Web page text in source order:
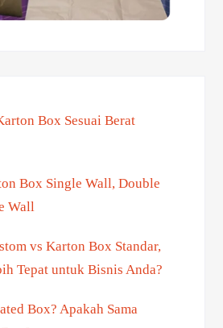
Box Sesuai Berat
Box Single Wall, Double
Wall
vs Karton Box Standar,
Tepat untuk Bisnis Anda?
Box? Apakah Sama